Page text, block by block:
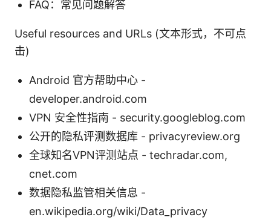
FAQ：常见问题解答
Useful resources and URLs (文本形式，不可点
击)
Android 官方帮助中心 -
developer.android.com
VPN 安全性指南 - security.googleblog.com
公开的隐私评测数据库 - privacyreview.org
全球知名VPN评测站点 - techradar.com,
cnet.com
数据隐私监管相关信息 -
en.wikipedia.org/wiki/Data_privacy